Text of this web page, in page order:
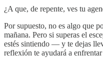
¿A que, de repente, ves tu
Por supuesto, no es algo que
mañana. Pero si superas el
estés sintiendo — y te dejas
reflexión te ayudará a